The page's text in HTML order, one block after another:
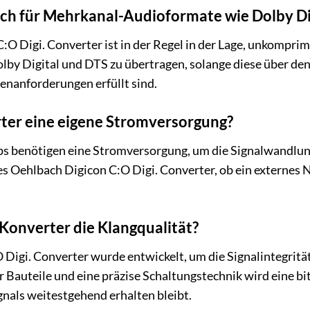
für Mehrkanal-Audioformate wie Dolby
Digi. Converter ist in der Regel in der Lage,
Digital und DTS zu übertragen, solange diese über
erfüllt sind.
eine eigene Stromversorgung?
benötigen eine Stromversorgung, um die
Oehlbach Digicon C:O Digi. Converter, ob ein
die Klangqualität?
Digi. Converter wurde entwickelt, um die
und eine präzise Schaltungstechnik wird eine
weitestgehend erhalten bleibt.